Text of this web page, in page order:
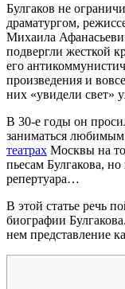
Булгаков не
драматургом,
Михаила
подвергли жесткой
его
произведения и
них «увидели свет»
В 30-е годы он
заниматься
театрах Москвы на
пьесам Булгакова, но
репертуара…
В этой статье речь
биографии
нем представление